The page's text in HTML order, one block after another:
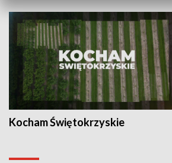
Kocham Świętokrzyskie